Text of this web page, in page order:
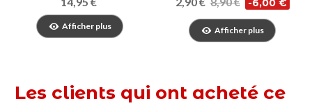
Afficher plus
-6,00 €
Afficher plus
Les clients qui ont acheté ce